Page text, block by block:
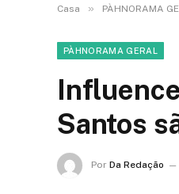
Casa » PÀHNORAMA
PÀHNORAMA GERAL
Santos
Por Da Redação